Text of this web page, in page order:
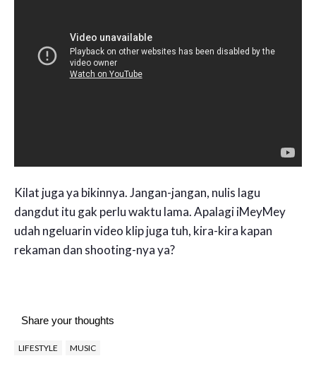
Kilat juga ya bikinnya. Jangan-jangan, nulis lagu
dangdut itu gak perlu waktu lama. Apalagi iMeyMey
udah ngeluarin video klip juga tuh, kira-kira kapan
rekaman dan shooting-nya ya?
Share your thoughts
LIFESTYLE MUSIC